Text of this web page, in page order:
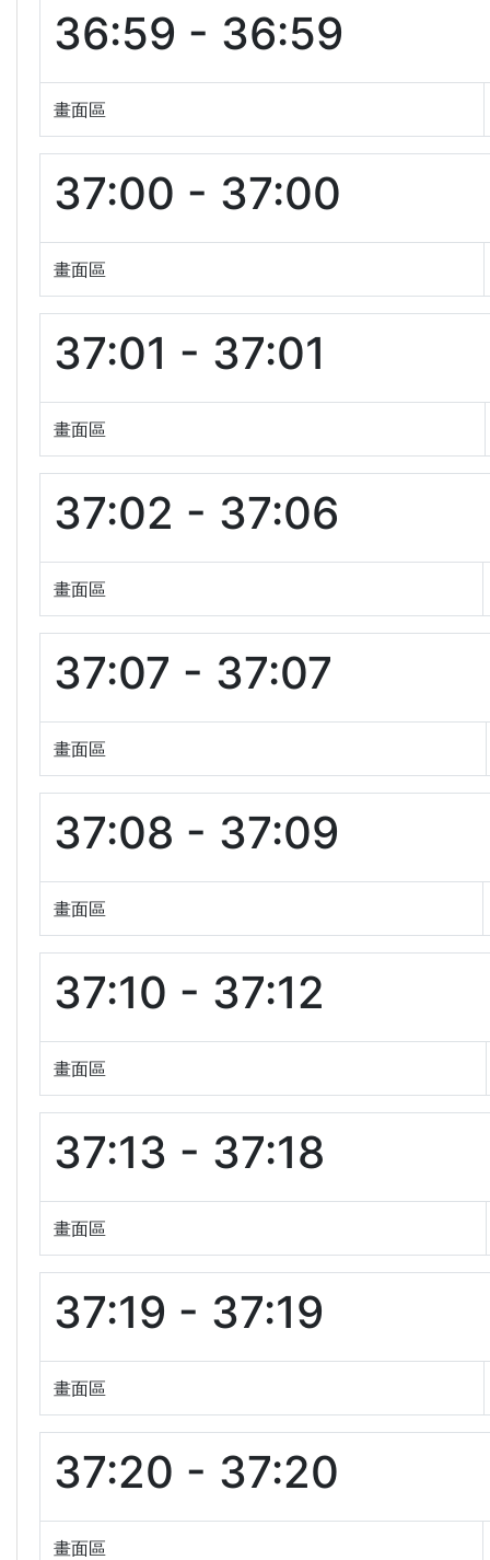
36:59 - 36:59
畫面區
37:00 - 37:00
畫面區
37:01 - 37:01
畫面區
37:02 - 37:06
畫面區
37:07 - 37:07
畫面區
37:08 - 37:09
畫面區
37:10 - 37:12
畫面區
37:13 - 37:18
畫面區
37:19 - 37:19
畫面區
37:20 - 37:20
畫面區